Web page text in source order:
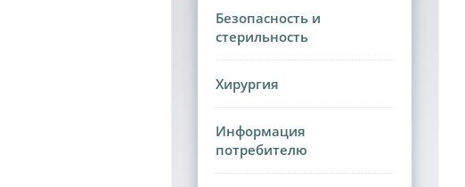
Безопасность и
стерильность
Хирургия
Информация
потребителю